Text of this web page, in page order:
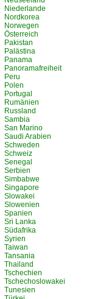
Niederlande
Nordkorea
Norwegen
Österreich
Pakistan
Palästina
Panama
Panoramafreiheit
Peru
Polen
Portugal
Rumänien
Russland
Sambia
San Marino
Saudi Arabien
Schweden
Schweiz
Senegal
Serbien
Simbabwe
Singapore
Slowakei
Slowenien
Spanien
Sri Lanka
Südafrika
Syrien
Taiwan
Tansania
Thailand
Tschechien
Tschechoslowakei
Tunesien